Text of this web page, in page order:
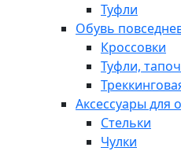
Туфли
Обувь
Кроссовки
Туфли,
Аксессуары для
Стельки
Чулки